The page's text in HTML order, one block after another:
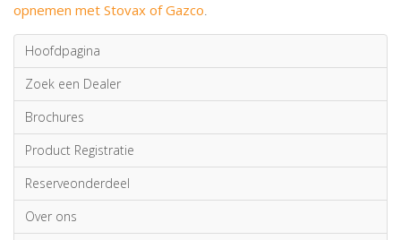
opnemen met Stovax of Gazco.
Hoofdpagina
Zoek een Dealer
Brochures
Product Registratie
Reserveonderdeel
Over ons